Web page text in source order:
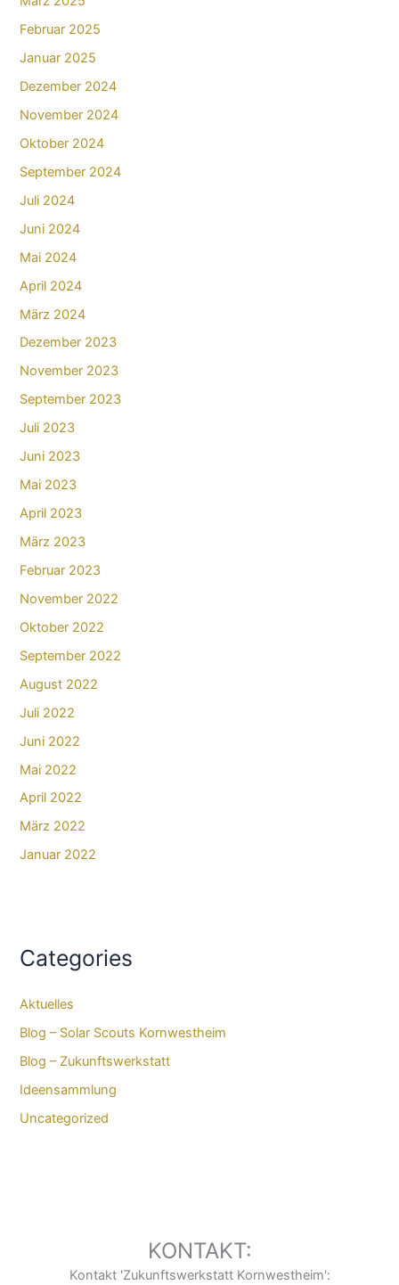
Februar 2025
Januar 2025
Dezember 2024
November 2024
Oktober 2024
September 2024
Juli 2024
Juni 2024
Mai 2024
April 2024
März 2024
Dezember 2023
November 2023
September 2023
Juli 2023
Juni 2023
Mai 2023
April 2023
März 2023
Februar 2023
November 2022
Oktober 2022
September 2022
August 2022
Juli 2022
Juni 2022
Mai 2022
April 2022
März 2022
Januar 2022
Categories
Aktuelles
Blog – Solar Scouts Kornwestheim​
Blog – Zukunftswerkstatt
Ideensammlung
Uncategorized
KONTAKT:
Kontakt 'Zukunftswerkstatt Kornwestheim':